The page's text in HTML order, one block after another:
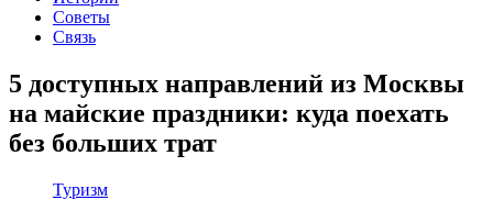
Советы
Связь
5 доступных направлений из Москвы
на майские праздники: куда поехать
без больших трат
Туризм